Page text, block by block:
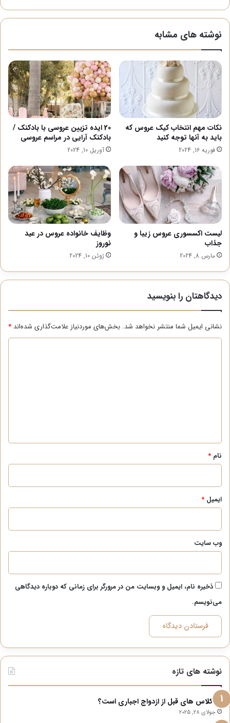
نوشته های مشابه
نکات مهم انتخاب کیک عروس که
باید به آنها توجه کنید
فوریه 16, 2024
20 ایده تزیین عروسی با بادکنک /
بادکنک آرایی در مراسم عروسی
آوریل 10, 2024
لیست اکسسوری عروس زیبا و
جذاب
مارس 8, 2024
وظایف خانواده عروس در عید
نوروز
ژوئن 10, 2024
دیدگاهتان را بنویسید
نشانی ایمیل شما منتشر نخواهد شد. بخش‌های موردنیاز علامت‌گذاری شده‌اند *
نام *
ایمیل *
وب‌ سایت
ذخیره نام، ایمیل و وبسایت من در مرورگر برای زمانی که دوباره دیدگاهی
می‌نویسم.
نوشته های تازه
آیا کلاس های قبل از ازدواج اجباری است؟
جولای 28, 2025